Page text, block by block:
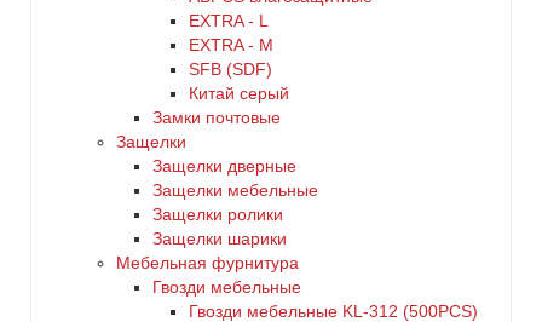
EXTRA - L
EXTRA - М
SFB (SDF)
Китай серый
Замки почтовые
Защелки
Защелки дверные
Защелки мебельные
Защелки ролики
Защелки шарики
Мебельная фурнитура
Гвозди мебельные
Гвозди мебельные KL-312 (500PCS)